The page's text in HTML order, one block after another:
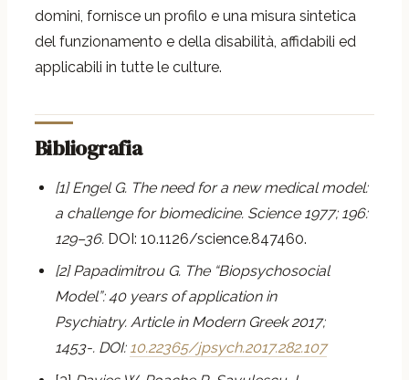
domini, fornisce un profilo e una misura sintetica
del funzionamento e della disabilità, affidabili ed
applicabili in tutte le culture.
Bibliografia
[1] Engel G. The need for a new medical model:
a challenge for biomedicine. Science 1977; 196:
129–36. DOI: 10.1126/science.847460.
[2] Papadimitrou G. The “Biopsychosocial
Model”: 40 years of application in
Psychiatry. Article in Modern Greek 2017;
1453-. DOI: 10.22365/jpsych.2017.282.107